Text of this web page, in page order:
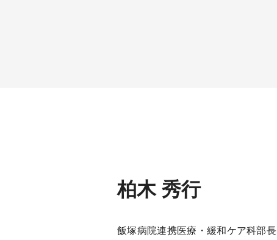
柏木 秀行
飯塚病院連携医療・緩和ケア科部長